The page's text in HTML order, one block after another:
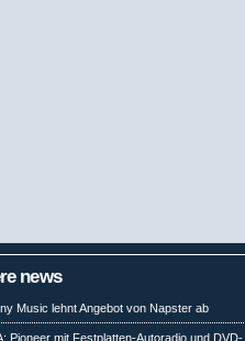
news
Music lehnt Angebot von Napster ab
Pioneer mit Festplatten-Autoradio und DVD-